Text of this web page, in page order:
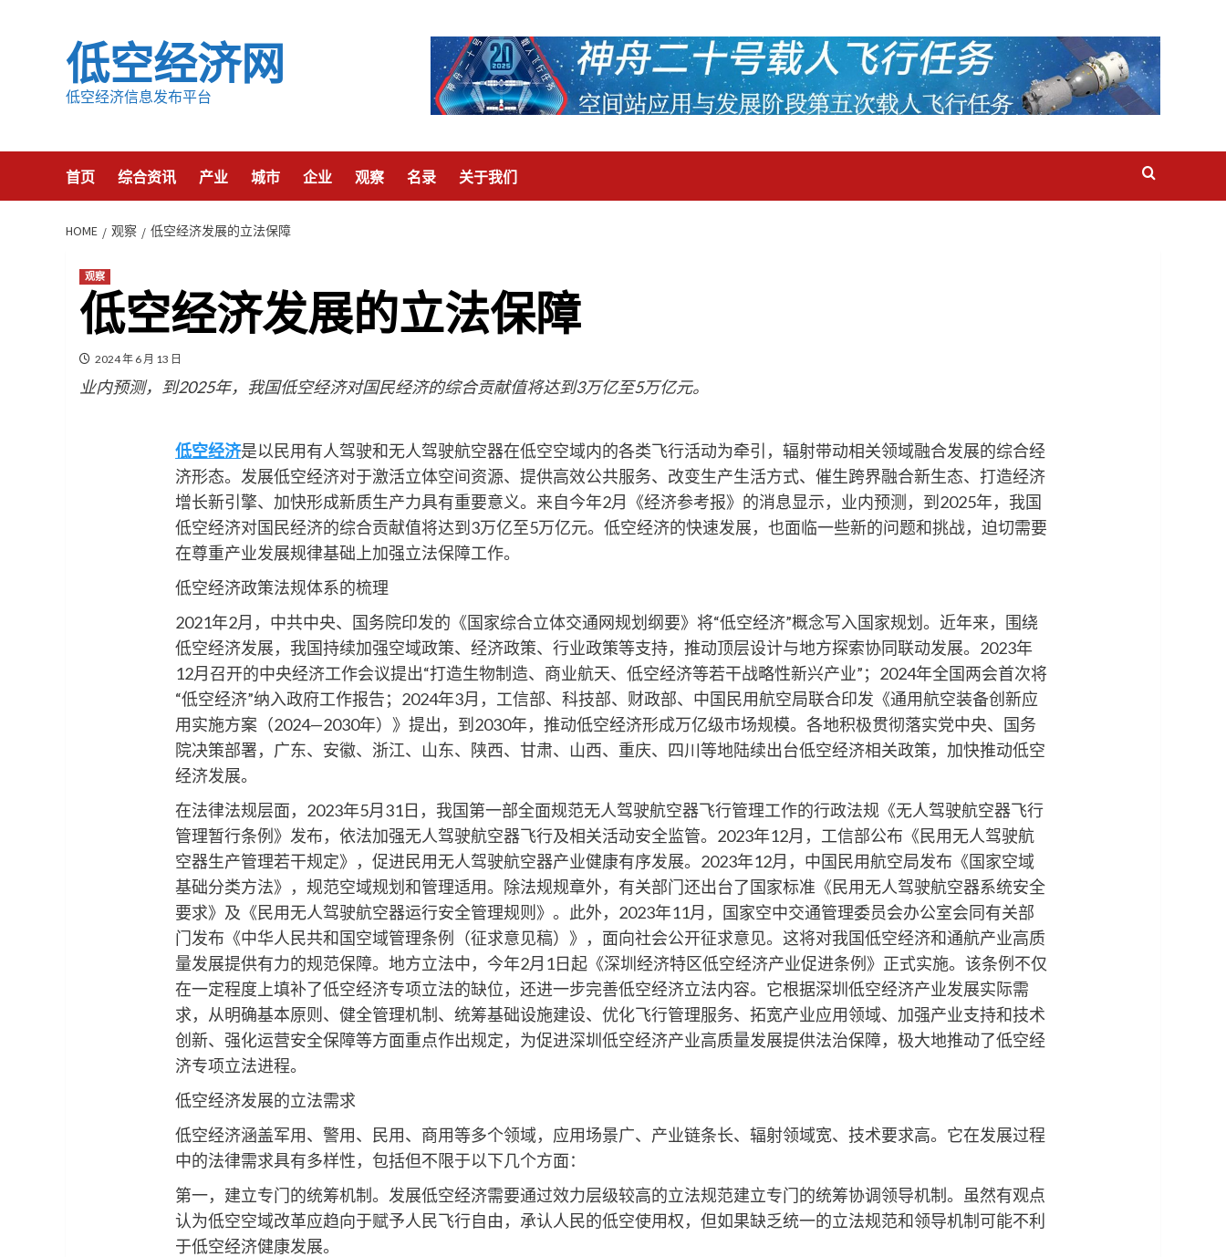
低空经济网
低空经济信息发布平台
首页 综合资讯 产业 城市 企业 观察 名录 关于我们
HOME 观察 低空经济发展的立法保障
观察
低空经济发展的立法保障
2024 年 6 月 13 日
业内预测，到2025年，我国低空经济对国民经济的综合贡献值将达到3万亿至5万亿元。
低空经济是以民用有人驾驶和无人驾驶航空器在低空空域内的各类飞行活动为牵引，辐射带动相关领域融合发展的综合经
济形态。发展低空经济对于激活立体空间资源、提供高效公共服务、改变生产生活方式、催生跨界融合新生态、打造经济
增长新引擎、加快形成新质生产力具有重要意义。来自今年2月《经济参考报》的消息显示，业内预测，到2025年，我国
低空经济对国民经济的综合贡献值将达到3万亿至5万亿元。低空经济的快速发展，也面临一些新的问题和挑战，迫切需要
在尊重产业发展规律基础上加强立法保障工作。
低空经济政策法规体系的梳理
2021年2月，中共中央、国务院印发的《国家综合立体交通网规划纲要》将“低空经济”概念写入国家规划。近年来，围绕
低空经济发展，我国持续加强空域政策、经济政策、行业政策等支持，推动顶层设计与地方探索协同联动发展。2023年
12月召开的中央经济工作会议提出“打造生物制造、商业航天、低空经济等若干战略性新兴产业”；2024年全国两会首次将
“低空经济”纳入政府工作报告；2024年3月，工信部、科技部、财政部、中国民用航空局联合印发《通用航空装备创新应
用实施方案（2024—2030年）》提出，到2030年，推动低空经济形成万亿级市场规模。各地积极贯彻落实党中央、国务
院决策部署，广东、安徽、浙江、山东、陕西、甘肃、山西、重庆、四川等地陆续出台低空经济相关政策，加快推动低空
经济发展。
在法律法规层面，2023年5月31日，我国第一部全面规范无人驾驶航空器飞行管理工作的行政法规《无人驾驶航空器飞行
管理暂行条例》发布，依法加强无人驾驶航空器飞行及相关活动安全监管。2023年12月，工信部公布《民用无人驾驶航
空器生产管理若干规定》，促进民用无人驾驶航空器产业健康有序发展。2023年12月，中国民用航空局发布《国家空域
基础分类方法》，规范空域规划和管理适用。除法规规章外，有关部门还出台了国家标准《民用无人驾驶航空器系统安全
要求》及《民用无人驾驶航空器运行安全管理规则》。此外，2023年11月，国家空中交通管理委员会办公室会同有关部
门发布《中华人民共和国空域管理条例（征求意见稿）》，面向社会公开征求意见。这将对我国低空经济和通航产业高质
量发展提供有力的规范保障。地方立法中，今年2月1日起《深圳经济特区低空经济产业促进条例》正式实施。该条例不仅
在一定程度上填补了低空经济专项立法的缺位，还进一步完善低空经济立法内容。它根据深圳低空经济产业发展实际需
求，从明确基本原则、健全管理机制、统筹基础设施建设、优化飞行管理服务、拓宽产业应用领域、加强产业支持和技术
创新、强化运营安全保障等方面重点作出规定，为促进深圳低空经济产业高质量发展提供法治保障，极大地推动了低空经
济专项立法进程。
低空经济发展的立法需求
低空经济涵盖军用、警用、民用、商用等多个领域，应用场景广、产业链条长、辐射领域宽、技术要求高。它在发展过程
中的法律需求具有多样性，包括但不限于以下几个方面：
第一，建立专门的统筹机制。发展低空经济需要通过效力层级较高的立法规范建立专门的统筹协调领导机制。虽然有观点
认为低空空域改革应趋向于赋予人民飞行自由，承认人民的低空使用权，但如果缺乏统一的立法规范和领导机制可能不利
于低空经济健康发展。